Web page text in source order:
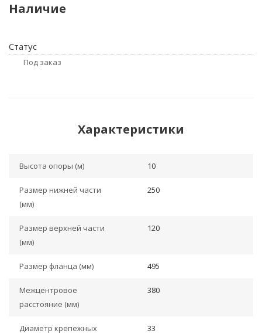
Наличие
Статус
Под заказ
Характеристики
Высота опоры (м) 10
Размер нижней части
(мм)
250
Размер верхней части
(мм)
120
Размер фланца (мм) 495
Межцентровое
расстояние (мм)
380
Диаметр крепежных
33